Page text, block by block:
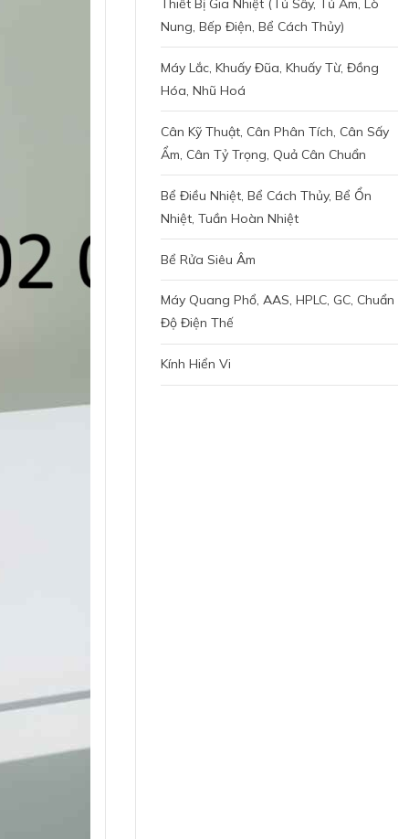
Thiết Bị Gia Nhiệt (tủ Sấy, Tủ Ấm, Lò
Nung, Bếp Điện, Bể Cách Thủy)
Máy Lắc, Khuấy Đũa, Khuấy Từ, Đồng
Hóa, Nhũ Hoá
Cân Kỹ Thuật, Cân Phân Tích, Cân Sấy
Ẩm, Cân Tỷ Trọng, Quả Cân Chuẩn
Bể Điều Nhiệt, Bể Cách Thủy, Bể Ổn
Nhiệt, Tuần Hoàn Nhiệt
Bể Rửa Siêu Âm
Máy Quang Phổ, AAS, HPLC, GC, Chuẩn
Độ Điện Thế
Kính Hiển Vi